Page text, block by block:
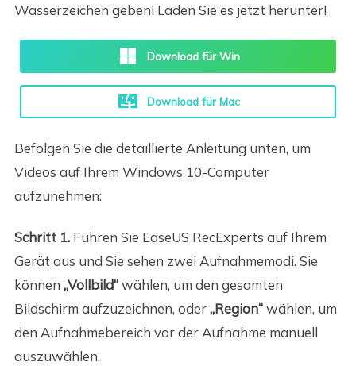
Wasserzeichen geben! Laden Sie es jetzt herunter!
Download für Win
Download für Mac
Befolgen Sie die detaillierte Anleitung unten, um
Videos auf Ihrem Windows 10-Computer
aufzunehmen:
Schritt 1.Führen Sie EaseUS RecExperts auf Ihrem
Gerät aus und Sie sehen zwei Aufnahmemodi. Sie
können „Vollbild“wählen, um den gesamten
Bildschirm aufzuzeichnen, oder„Region“wählen, um
den Aufnahmebereich vor der Aufnahme manuell
auszuwählen.